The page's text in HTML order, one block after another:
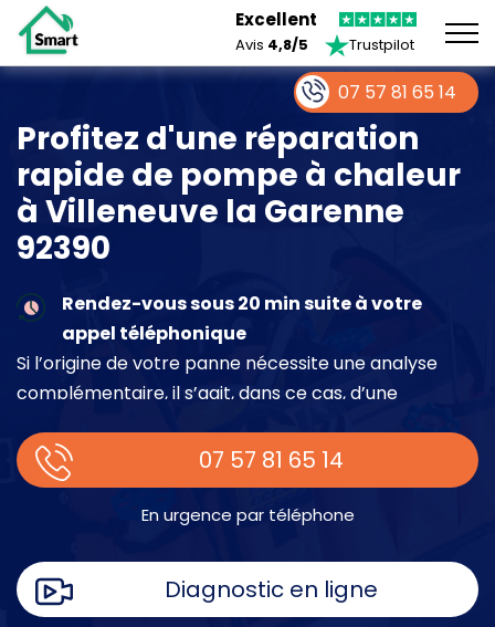
Excellent
Avis 4,8/5 Trustpilot
Profitez d'une réparation
rapide de pompe à chaleur
à Villeneuve la Garenne
92390
Rendez-vous sous 20 min suite à votre
appel téléphonique
Si l’origine de votre panne nécessite une analyse
complémentaire, il s’agit, dans ce cas, d’une
place.
07 57 81 65 14
En urgence par téléphone
Diagnostic en ligne
07 57 81 65 14